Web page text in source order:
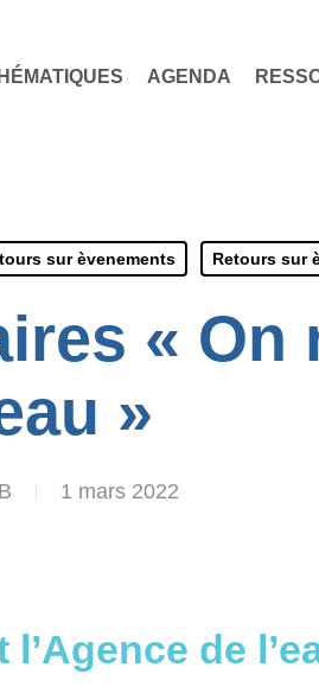
AGENDA
sur èvenements Retours sur
« On
»
1 mars 2022
de